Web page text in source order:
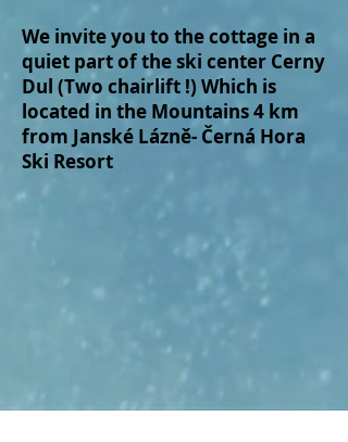
We invite you to the cottage in a
quiet part of the ski center Cerny
Dul (Two chairlift !) Which is
located in the Mountains 4 km
from Janské Lázně- Černá Hora
Ski Resort